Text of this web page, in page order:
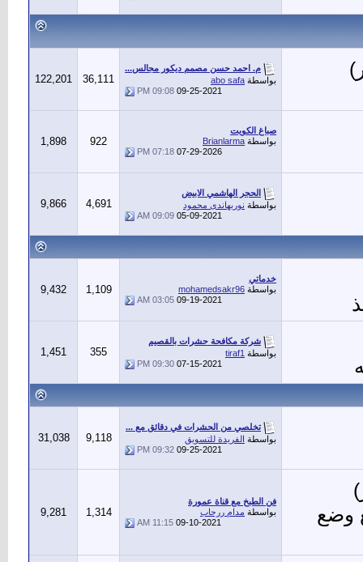
م. احمد حسن مصمم ديكور مجالس...
بواسطة abo safa
09-25-2021
09:08 PM
36,111
122,201
صباغ الكويت
بواسطة Brianlarma
07-29-2026
07:18 PM
922
1,898
الحجر الهاشمي الابيض
بواسطة نوريهاندى محمود
05-09-2021
09:09 AM
4,691
9,866
خدماتي
بواسطة mohamedsakr96
09-19-2021
03:05 AM
1,109
9,432
شركة مكافحة حشرات بالقصيم
بواسطة tiraf1
07-15-2021
09:30 PM
355
1,451
تخلصي من الحشرات في دقائق مع ...
بواسطة الفريدة للتسويق
09-25-2021
09:32 PM
9,118
31,038
وضع
فن الطبخ مع قناة عمورة
بواسطة مدام ررحاب
09-10-2021
11:15 AM
1,314
9,281